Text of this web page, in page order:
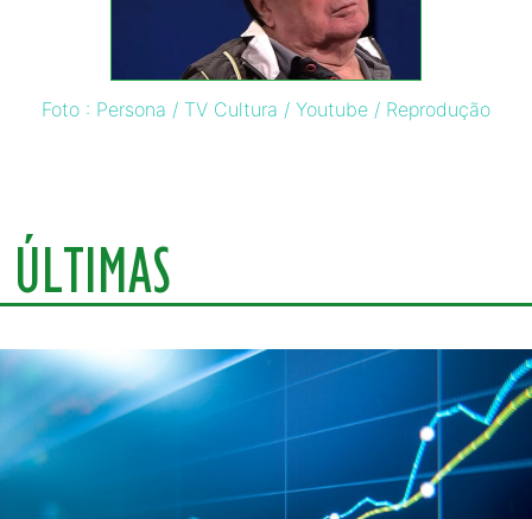
Foto : Persona / TV Cultura / Youtube / Reprodução
ÚLTIMAS